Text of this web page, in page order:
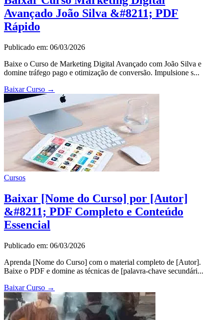
Avançado João Silva &#8211; PDF
Rápido
Publicado em: 06/03/2026
Baixe o Curso de Marketing Digital Avançado com João Silva e
domine tráfego pago e otimização de conversão. Impulsione s...
Baixar Curso →
Cursos
Baixar [Nome do Curso] por [Autor]
&#8211; PDF Completo e Conteúdo
Essencial
Publicado em: 06/03/2026
Aprenda [Nome do Curso] com o material completo de [Autor].
Baixe o PDF e domine as técnicas de [palavra-chave secundári...
Baixar Curso →